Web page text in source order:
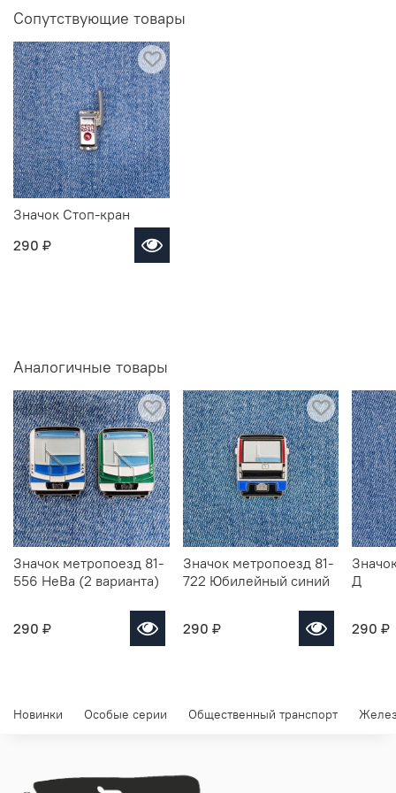
Сопутствующие товары
Значок Стоп-кран
290 ₽
Аналогичные товары
Значок метропоезд 81-
556 НеВа (2 варианта)
290 ₽
Значок метропоезд 81-
722 Юбилейный синий
290 ₽
Д
290 ₽
Новинки Особые серии Общественный транспорт